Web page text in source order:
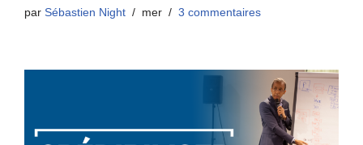
par Sébastien Night mer 3 commentaires